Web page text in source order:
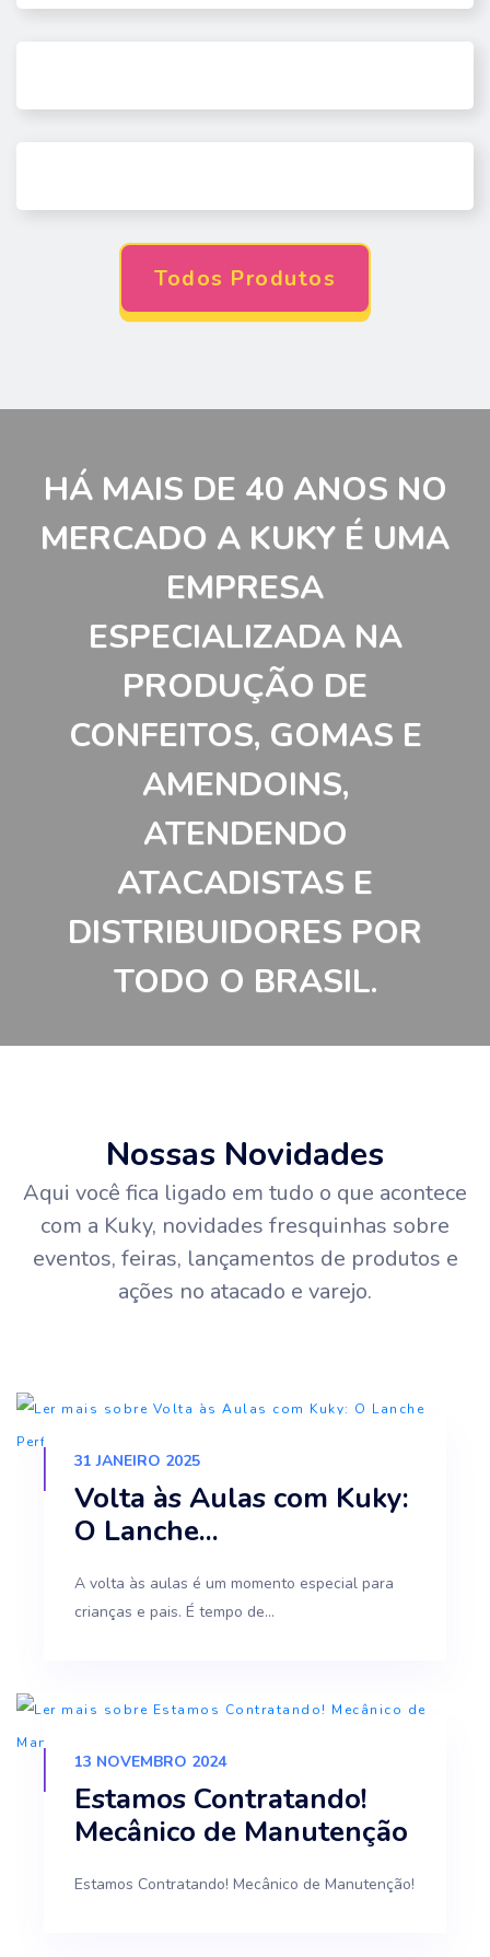
Todos Produtos
HÁ MAIS DE 40 ANOS NO
MERCADO A KUKY É UMA
EMPRESA
ESPECIALIZADA NA
PRODUÇÃO DE
CONFEITOS, GOMAS E
AMENDOINS,
ATENDENDO
ATACADISTAS E
DISTRIBUIDORES POR
TODO O BRASIL.
Nossas Novidades
Aqui você fica ligado em tudo o que acontece
com a Kuky, novidades fresquinhas sobre
eventos, feiras, lançamentos de produtos e
ações no atacado e varejo.
31 JANEIRO 2025
Volta às Aulas com Kuky:
O Lanche...
A volta às aulas é um momento especial para
crianças e pais. É tempo de...
13 NOVEMBRO 2024
Estamos Contratando!
Mecânico de Manutenção
Estamos Contratando! Mecânico de Manutenção!